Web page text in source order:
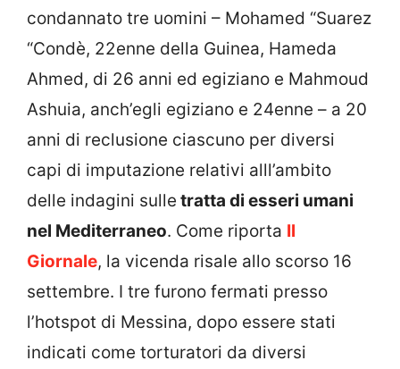
condannato tre uomini – Mohamed “Suarez
“Condè, 22enne della Guinea, Hameda
Ahmed, di 26 anni ed egiziano e Mahmoud
Ashuia, anch’egli egiziano e 24enne – a 20
anni di reclusione ciascuno per diversi
capi di imputazione relativi alll’ambito
delle indagini sulle tratta di esseri umani
nel Mediterraneo. Come riporta Il
Giornale, la vicenda risale allo scorso 16
settembre. I tre furono fermati presso
l’hotspot di Messina, dopo essere stati
indicati come torturatori da diversi